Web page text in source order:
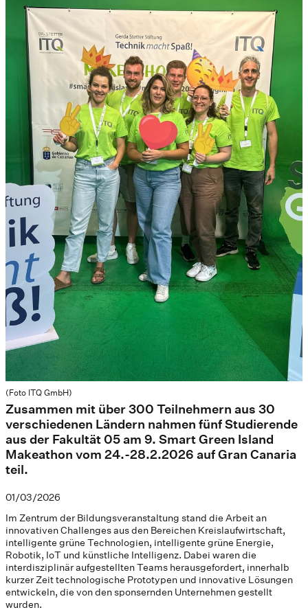
(Foto ITQ GmbH)
Zusammen mit über 300 Teilnehmern aus 30
verschiedenen Ländern nahmen fünf Studierende
aus der Fakultät 05 am 9. Smart Green Island
Makeathon vom 24.-28.2.2026 auf Gran Canaria
teil.
01/03/2026
Im Zentrum der Bildungsveranstaltung stand die Arbeit an
innovativen Challenges aus den Bereichen Kreislaufwirtschaft,
intelligente grüne Technologien, intelligente grüne Energie,
Robotik, IoT und künstliche Intelligenz. Dabei waren die
interdisziplinär aufgestellten Teams herausgefordert, innerhalb
kurzer Zeit technologische Prototypen und innovative Lösungen
entwickeln, die von den sponsernden Unternehmen gestellt
wurden.